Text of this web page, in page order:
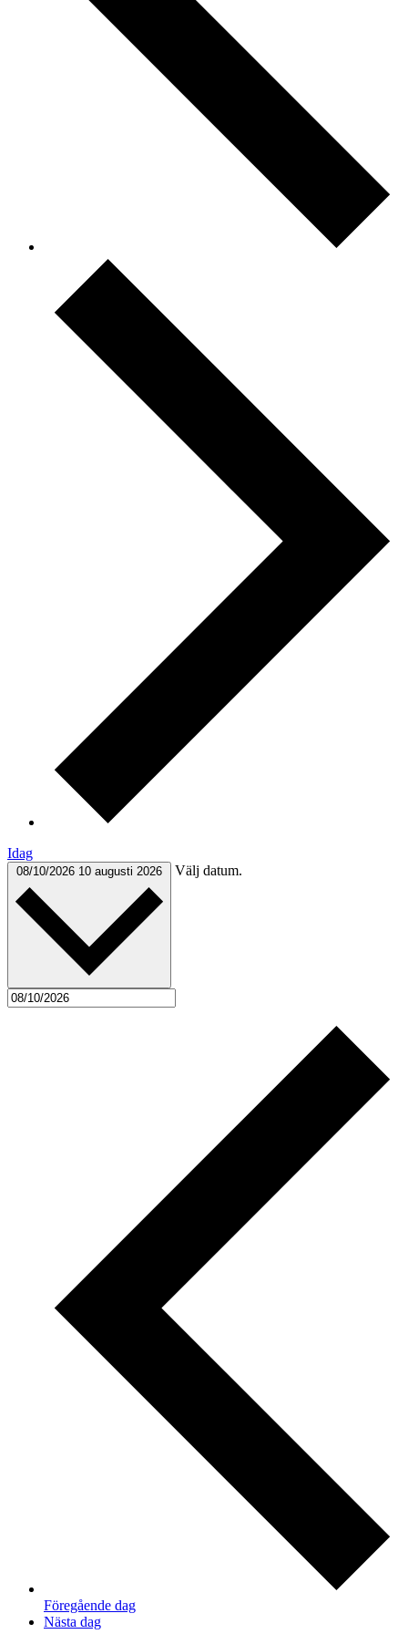
Idag
08/10/2026 10 augusti 2026 Välj datum.
Föregående dag
Nästa dag